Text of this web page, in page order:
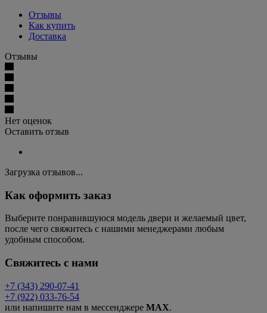
Отзывы
Как купить
Доставка
Отзывы
Нет оценок
Оставить отзыв
Загрузка отзывов...
Как оформить заказ
Выберите понравившуюся модель двери и желаемый цвет,
после чего свяжитесь с нашими менеджерами любым
удобным способом.
Свяжитесь с нами
+7 (343) 290-07-41
+7 (922) 033-76-54
или напишите нам в мессенджере MAX.